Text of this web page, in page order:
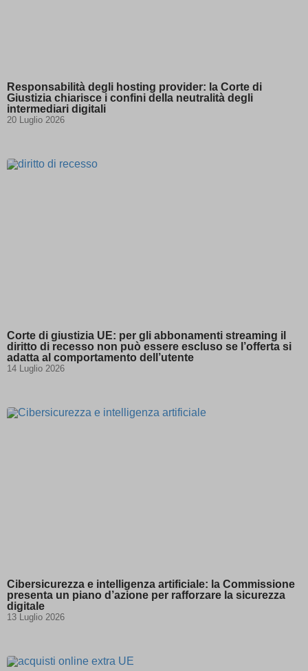
Responsabilità degli hosting provider: la Corte di
Giustizia chiarisce i confini della neutralità degli
intermediari digitali
20 Luglio 2026
Corte di giustizia UE: per gli abbonamenti streaming il
diritto di recesso non può essere escluso se l’offerta si
adatta al comportamento dell’utente
14 Luglio 2026
Cibersicurezza e intelligenza artificiale: la Commissione
presenta un piano d’azione per rafforzare la sicurezza
digitale
13 Luglio 2026